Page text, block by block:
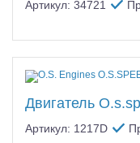
Артикул: 34721
Двигатель
Артикул: 1217D